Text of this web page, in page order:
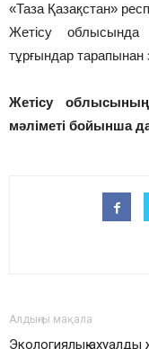
«Таза Қазақстан»
Жетісу облысында
тұрғындар
Жетісу
мәліметі бойынша
Алдыңғы мақала
Экологиялық ахуалды